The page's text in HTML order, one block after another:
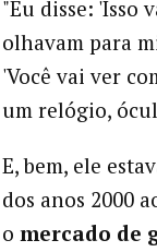
"Eu disse: 'Isso
olhavam para
'Você vai ver
um relógio,
E, bem, ele
dos anos 2000
o mercado de